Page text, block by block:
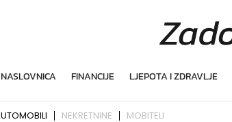
NASLOVNICA FINANCIJE LJEPOTA I ZDRAVLJE